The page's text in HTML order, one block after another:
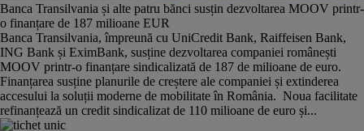
Banca Transilvania și alte patru bănci susțin dezvoltarea MOOV printr-
o finanțare de 187 milioane EUR
Banca Transilvania, împreună cu UniCredit Bank, Raiffeisen Bank,
ING Bank și EximBank, susține dezvoltarea companiei românești
MOOV printr-o finanțare sindicalizată de 187 de milioane de euro.
Finanțarea susține planurile de creștere ale companiei și extinderea
accesului la soluții moderne de mobilitate în România. Noua facilitate
refinanțează un credit sindicalizat de 110 milioane de euro și...